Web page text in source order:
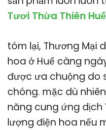
Tươi Thừa Thiên Huế
tóm lại, Thương Mại
hoa ở Huế càng
được ưa chuộng do
chóng. mặc dù
năng cung ứng dịch
lượng điện hoa nếu